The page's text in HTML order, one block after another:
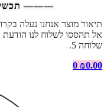
———
תיאור מוצר אנחנו נעלה
שלוחה 5.
₪0.00
0